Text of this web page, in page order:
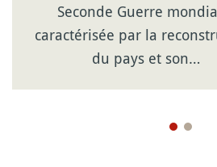
Seconde Guerre
caractérisée par la
du pays et son…